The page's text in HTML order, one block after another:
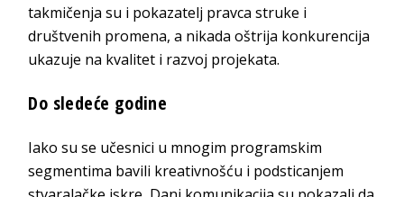
takmičenja su i pokazatelj pravca struke i
društvenih promena, a nikada oštrija konkurencija
ukazuje na kvalitet i razvoj projekata.
Do sledeće godine
Iako su se učesnici u mnogim programskim
segmentima bavili kreativnošću i podsticanjem